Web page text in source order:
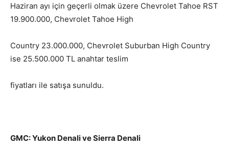
Haziran ayı için geçerli olmak üzere Chevrolet Tahoe RST
19.900.000, Chevrolet Tahoe High
Country 23.000.000, Chevrolet Suburban High Country
ise 25.500.000 TL anahtar teslim
fiyatları ile satışa sunuldu.
GMC: Yukon Denali ve Sierra Denali